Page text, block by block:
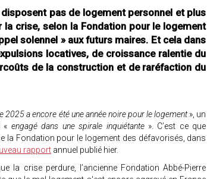
pas de logement personnel et plus
crise, selon la Fondation pour le logement
solennel » aux futurs maires. Et cela dans
locatives, de croissance ralentie du
de la construction et de raréfaction du
2025 a encore été une année noire pour le logement», un
« engagé dans une spirale inquiétante». C’est ce que
la Fondation pour le logement des défavorisés, dans
rapport annuel publié hier.
la crise perdure, l’ancienne Fondation Abbé-Pierre